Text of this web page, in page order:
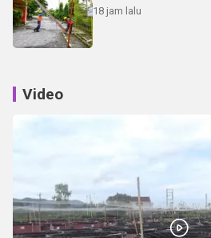
18 jam lalu
Video